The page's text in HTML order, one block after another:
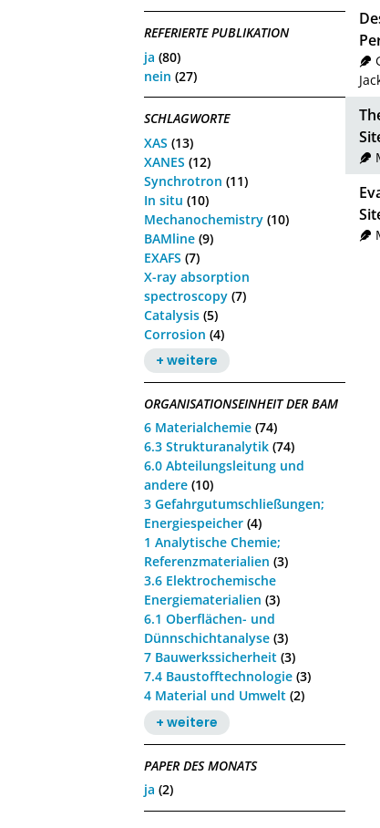
REFERIERTE PUBLIKATION
ja (80)
nein (27)
SCHLAGWORTE
XAS (13)
XANES (12)
Synchrotron (11)
In situ (10)
Mechanochemistry (10)
BAMline (9)
EXAFS (7)
X-ray absorption
spectroscopy (7)
Catalysis (5)
Corrosion (4)
+ weitere
ORGANISATIONSEINHEIT DER BAM
6 Materialchemie (74)
6.3 Strukturanalytik (74)
6.0 Abteilungsleitung und
andere (10)
3 Gefahrgutumschließungen;
Energiespeicher (4)
1 Analytische Chemie;
Referenzmaterialien (3)
3.6 Elektrochemische
Energiematerialien (3)
6.1 Oberflächen- und
Dünnschichtanalyse (3)
7 Bauwerkssicherheit (3)
7.4 Baustofftechnologie (3)
4 Material und Umwelt (2)
+ weitere
PAPER DES MONATS
ja (2)